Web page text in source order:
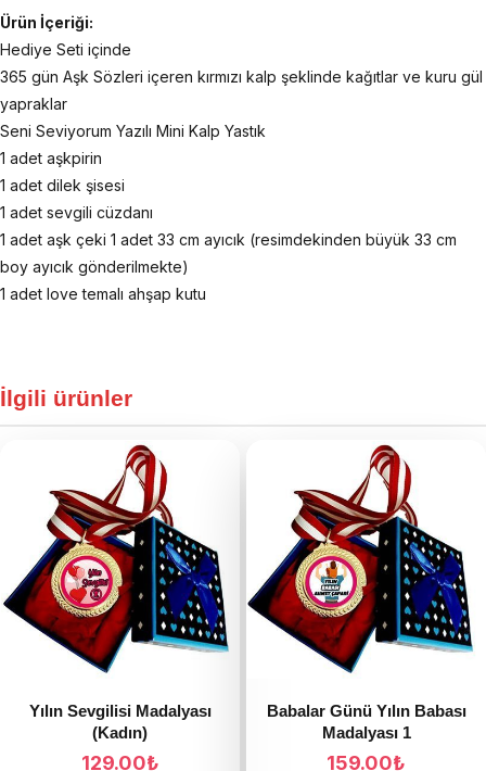
Ürün İçeriği:
Hediye Seti içinde
365 gün Aşk Sözleri içeren kırmızı kalp şeklinde kağıtlar ve kuru gül
yapraklar
Seni Seviyorum Yazılı Mini Kalp Yastık
1 adet aşkpirin
1 adet dilek şisesi
1 adet sevgili cüzdanı
1 adet aşk çeki 1 adet 33 cm ayıcık (resimdekinden büyük 33 cm
boy ayıcık gönderilmekte)
1 adet love temalı ahşap kutu
İlgili ürünler
Yılın Sevgilisi Madalyası
(Kadın)
129.00₺
Babalar Günü Yılın Babası
Madalyası 1
159.00₺